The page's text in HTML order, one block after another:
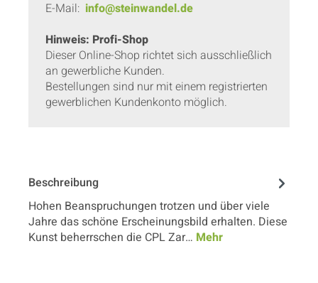
E-Mail: info@steinwandel.de
Hinweis: Profi-Shop
Dieser Online-Shop richtet sich ausschließlich
an gewerbliche Kunden.
Bestellungen sind nur mit einem registrierten
gewerblichen Kundenkonto möglich.
Beschreibung
Hohen Beanspruchungen trotzen und über viele
Jahre das schöne Erscheinungsbild erhalten. Diese
Kunst beherrschen die CPL Zar… Mehr